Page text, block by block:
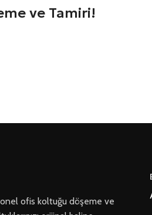
ve Tamiri!
ofis koltuğu döşeme ve